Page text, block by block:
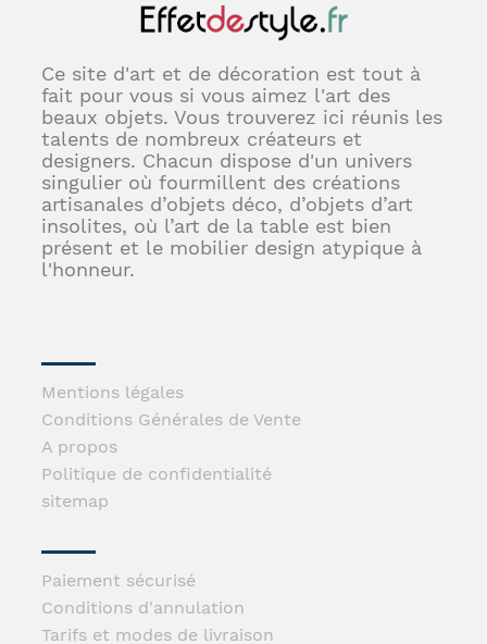
Ce site d'art et de décoration est tout à
fait pour vous si vous aimez l'art des
beaux objets. Vous trouverez ici réunis les
talents de nombreux créateurs et
designers. Chacun dispose d'un univers
singulier où fourmillent des créations
artisanales d’objets déco, d’objets d’art
insolites, où l’art de la table est bien
présent et le mobilier design atypique à
l'honneur.
Mentions légales
Conditions Générales de Vente
A propos
Politique de confidentialité
sitemap
Paiement sécurisé
Conditions d'annulation
Tarifs et modes de livraison